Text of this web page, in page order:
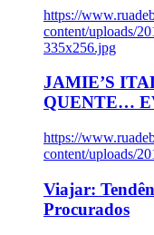
https://
content/uploads/
335x256.jpg
JAMIE’S
QUENTE…
https://
content/uploads/
Viajar:
Procurados